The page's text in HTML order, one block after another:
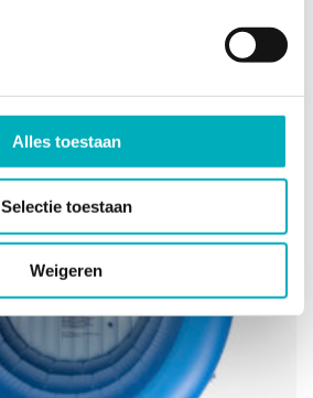
Alles toestaan
Selectie toestaan
Weigeren